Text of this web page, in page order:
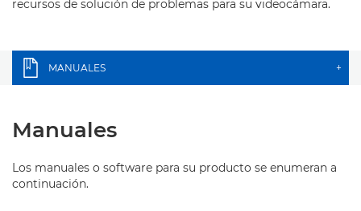
recursos de solución de problemas para su videocámara.
MANUALES +
Manuales
Los manuales o software para su producto se enumeran a
continuación.